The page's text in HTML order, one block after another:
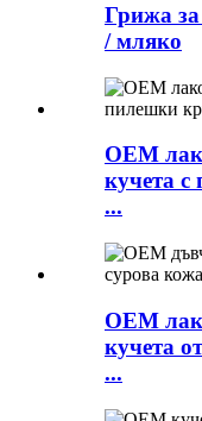
Грижа за
/ мляко
OEM
кучета с
...
OEM
кучета
...